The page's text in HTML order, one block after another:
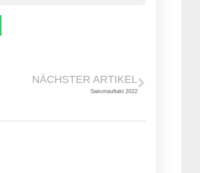
NÄCHSTER ARTIKEL
Saisonauftakt 2022